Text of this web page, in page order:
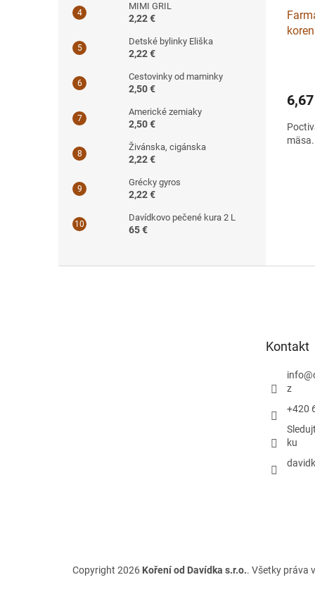
MIMI GRIL
2,22 €
Detské bylinky Eliška
2,22 €
Cestovinky od maminky
2,50 €
Americké zemiaky
2,50 €
Živánska, cigánska
2,22 €
Grécky gyros
2,22 €
Davídkovo pečené kura 2 L
65 €
Kontakt
info@
z
+420
ku
Copyright 2026 Koření od Davídka s.r.o.. Všetky práva